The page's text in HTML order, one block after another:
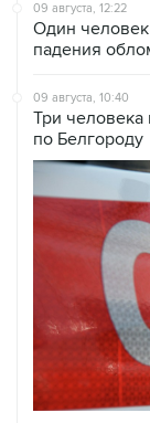
09 августа, 12:22
Один человек
падения
09 августа, 10:40
Три
по Белгороду